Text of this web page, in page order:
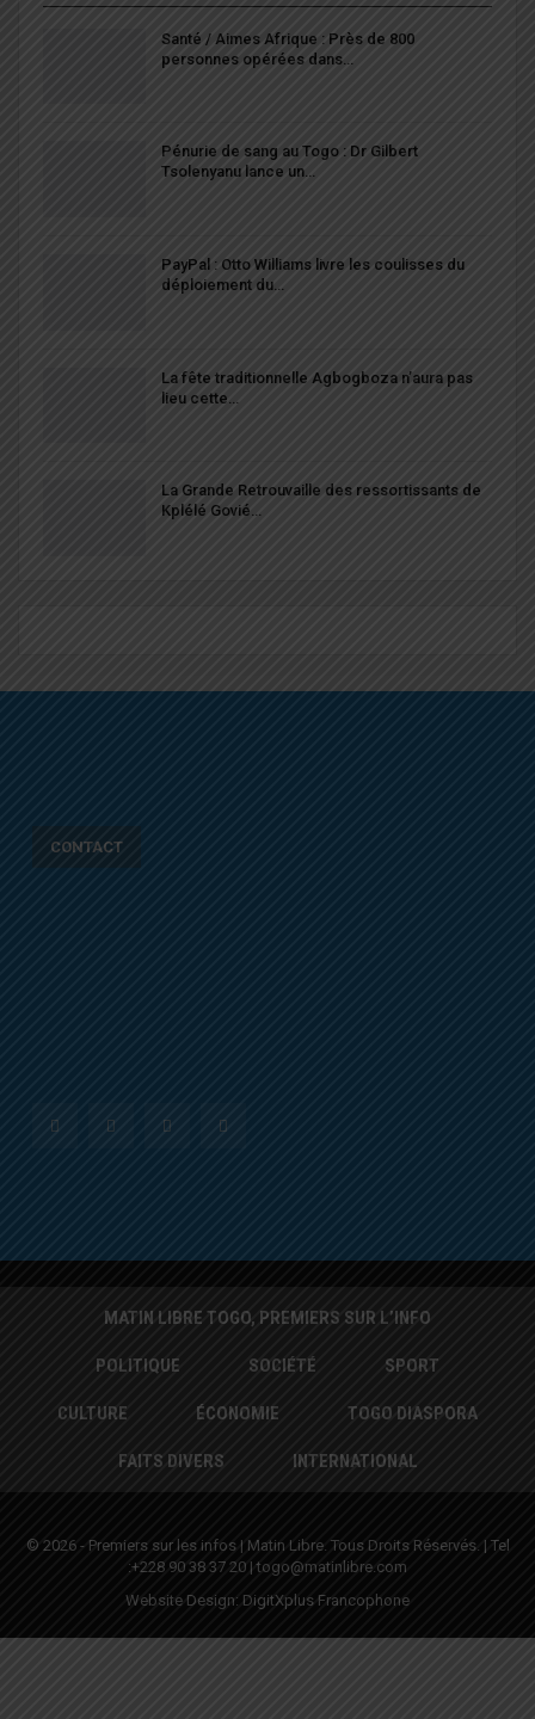
Santé / Aimes Afrique : Près de 800
personnes opérées dans…
Pénurie de sang au Togo : Dr Gilbert
Tsolenyanu lance un…
PayPal : Otto Williams livre les coulisses du
déploiement du…
La fête traditionnelle Agbogboza n’aura pas
lieu cette…
La Grande Retrouvaille des ressortissants de
Kplélé Govié…
CONTACT
MATIN LIBRE TOGO, PREMIERS SUR L’INFO
POLITIQUE SOCIÉTÉ SPORT
CULTURE ÉCONOMIE TOGO DIASPORA
FAITS DIVERS INTERNATIONAL
© 2026 - Premiers sur les infos | Matin Libre. Tous Droits Réservés. | Tel
:+228 90 38 37 20 | togo@matinlibre.com
Website Design: DigitXplus Francophone